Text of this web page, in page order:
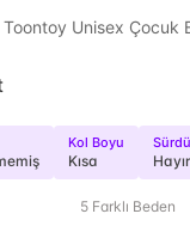
Toontoy Unisex Çocuk
Kol Boyu
Kısa Hayır
5 Farklı Beden